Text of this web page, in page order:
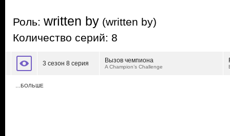
Роль: written by (written by)
Количество серий: 8
3 сезон 8 серия Вызов чемпиона
A Champion’s Challenge
…БОЛЬШЕ